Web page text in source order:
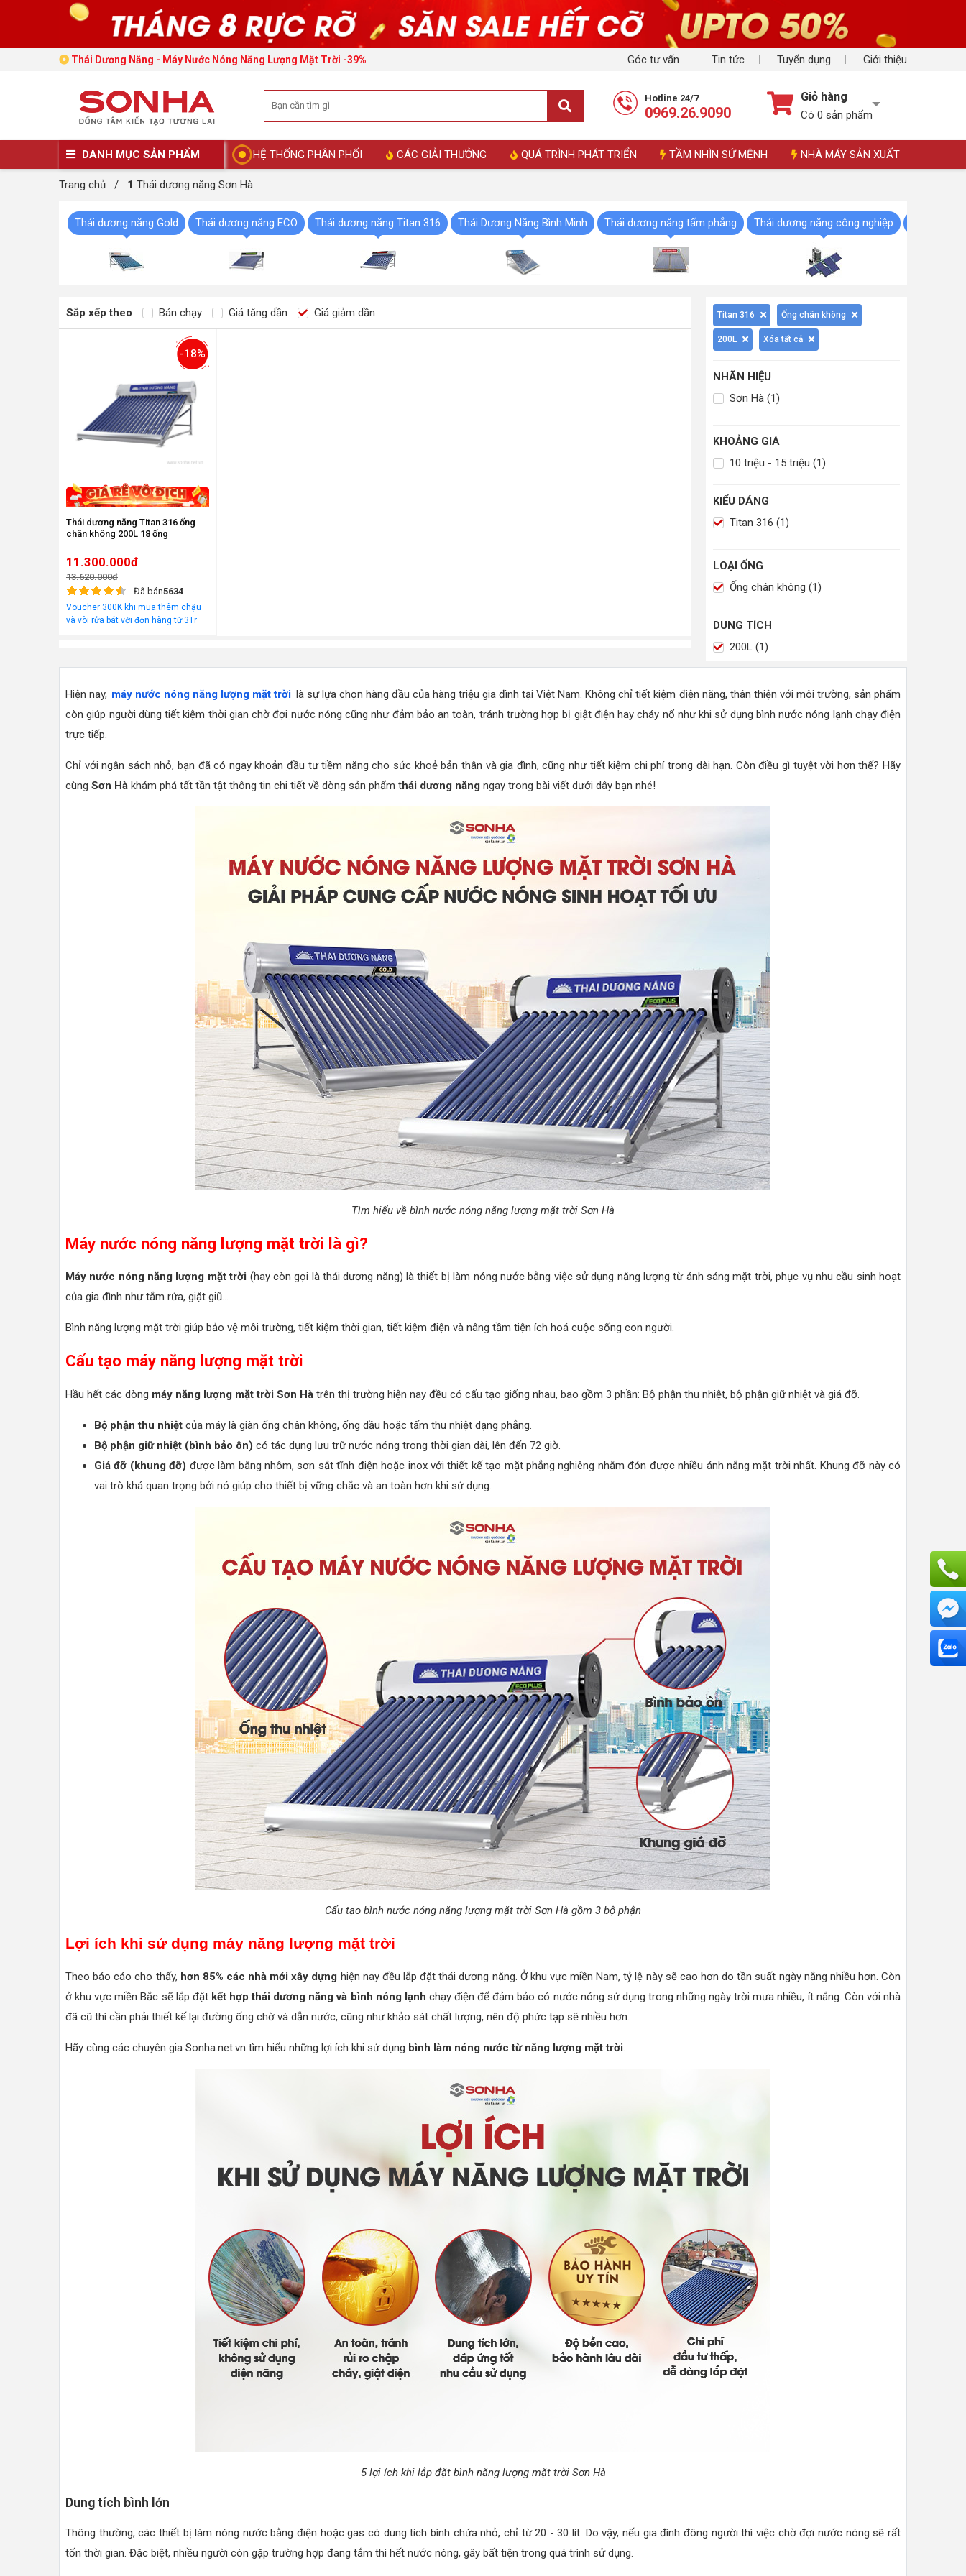
Góc tư vấn Tin tức Tuyển dụng Giới thiệu
Thái Dương Năng - Máy Nước Nóng Năng Lượng Mặt Trời -39%
Hotline 24/7
0969.26.9090
Giỏ hàng
Có 0 sản phẩm
DANH MỤC SẢN PHẨM HỆ THỐNG PHÂN PHỐI CÁC GIẢI THƯỞNG QUÁ TRÌNH PHÁT TRIỂN TẦM NHÌN SỨ MỆNH NHÀ MÁY SẢN XUẤT
Trang chủ / 1 Thái dương năng Sơn Hà
Thái dương năng Gold Thái dương năng ECO Thái dương năng Titan 316 Thái Dương Năng Bình Minh Thái dương năng tấm phẳng Thái dương năng công nghiệp
Sắp xếp theo Bán chạy Giá tăng dần Giá giảm dần
-18%
Thái dương năng Titan 316 ống
chân không 200L 18 ống
11.300.000đ
13.620.000đ
Đã bán5634
Voucher 300K khi mua thêm chậu
và vòi rửa bát với đơn hàng từ 3Tr
Titan 316 Ống chân không
200L Xóa tất cả
NHÃN HIỆU
Sơn Hà (1)
KHOẢNG GIÁ
10 triệu - 15 triệu (1)
KIỂU DÁNG
Titan 316 (1)
LOẠI ỐNG
Ống chân không (1)
DUNG TÍCH
200L (1)
Hiện nay, máy nước nóng năng lượng mặt trời là sự lựa chọn hàng đầu của hàng triệu gia đình tại Việt Nam. Không chỉ tiết kiệm điện năng, thân thiện với môi trường, sản phẩm
còn giúp người dùng tiết kiệm thời gian chờ đợi nước nóng cũng như đảm bảo an toàn, tránh trường hợp bị giật điện hay cháy nổ như khi sử dụng bình nước nóng lạnh chạy điện
trực tiếp.
Chỉ với ngân sách nhỏ, bạn đã có ngay khoản đầu tư tiềm năng cho sức khoẻ bản thân và gia đình, cũng như tiết kiệm chi phí trong dài hạn. Còn điều gì tuyệt vời hơn thế? Hãy
cùng Sơn Hà khám phá tất tần tật thông tin chi tiết về dòng sản phẩm thái dương năng ngay trong bài viết dưới dây bạn nhé!
Tìm hiểu về bình nước nóng năng lượng mặt trời Sơn Hà
Máy nước nóng năng lượng mặt trời là gì?
Máy nước nóng năng lượng mặt trời (hay còn gọi là thái dương năng) là thiết bị làm nóng nước bằng việc sử dụng năng lượng từ ánh sáng mặt trời, phục vụ nhu cầu sinh hoạt
của gia đình như tắm rửa, giặt giũ...
Bình năng lượng mặt trời giúp bảo vệ môi trường, tiết kiệm thời gian, tiết kiệm điện và nâng tầm tiện ích hoá cuộc sống con người.
Cấu tạo máy năng lượng mặt trời
Hầu hết các dòng máy năng lượng mặt trời Sơn Hà trên thị trường hiện nay đều có cấu tạo giống nhau, bao gồm 3 phần: Bộ phận thu nhiệt, bộ phận giữ nhiệt và giá đỡ.
Bộ phận thu nhiệt của máy là giàn ống chân không, ống dầu hoặc tấm thu nhiệt dạng phẳng.
Bộ phận giữ nhiệt (bình bảo ôn) có tác dụng lưu trữ nước nóng trong thời gian dài, lên đến 72 giờ.
Giá đỡ (khung đỡ) được làm bằng nhôm, sơn sắt tĩnh điện hoặc inox với thiết kế tạo mặt phẳng nghiêng nhằm đón được nhiều ánh nắng mặt trời nhất. Khung đỡ này có
vai trò khá quan trọng bởi nó giúp cho thiết bị vững chắc và an toàn hơn khi sử dụng.
Cấu tạo bình nước nóng năng lượng mặt trời Sơn Hà gồm 3 bộ phận
Lợi ích khi sử dụng máy năng lượng mặt trời
Theo báo cáo cho thấy, hơn 85% các nhà mới xây dựng hiện nay đều lắp đặt thái dương năng. Ở khu vực miền Nam, tỷ lệ này sẽ cao hơn do tần suất ngày nắng nhiều hơn. Còn
ở khu vực miền Bắc sẽ lắp đặt kết hợp thái dương năng và bình nóng lạnh chạy điện để đảm bảo có nước nóng sử dụng trong những ngày trời mưa nhiều, ít nắng. Còn với nhà
đã cũ thì cần phải thiết kế lại đường ống chờ và dẫn nước, cũng như khảo sát chất lượng, nên độ phức tạp sẽ nhiều hơn.
Hãy cùng các chuyên gia Sonha.net.vn tìm hiểu những lợi ích khi sử dụng bình làm nóng nước từ năng lượng mặt trời.
5 lợi ích khi lắp đặt bình năng lượng mặt trời Sơn Hà
Dung tích bình lớn
Thông thường, các thiết bị làm nóng nước bằng điện hoặc gas có dung tích bình chứa nhỏ, chỉ từ 20 - 30 lít. Do vậy, nếu gia đình đông người thì việc chờ đợi nước nóng sẽ rất
tốn thời gian. Đặc biệt, nhiều người còn gặp trường hợp đang tắm thì hết nước nóng, gây bất tiện trong quá trình sử dụng.